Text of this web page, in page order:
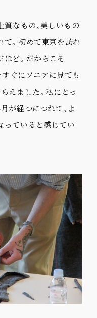
質なもの、美しいもの
。初めて東京を訪れ
ど。だからこそ
ぐにソニアに見ても
えました。私にとっ
が経つにつれて、よ
っていると感じてい